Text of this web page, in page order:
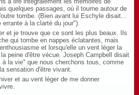
quelques passages, où il tourne autour de
tombe. (Bien avant lui Eschyle disait...
à la clarté du jour").
et je trouve que ce sont les plus beaux. Ils
qui tombe en nappes éclatantes, mais
et lorsqu'elle un vent léger la
peine d'être vécue. Joseph Campbell disait
la vie" que nous cherchons tous, comme
sensation d'être vivant.
et au vent léger de me donner